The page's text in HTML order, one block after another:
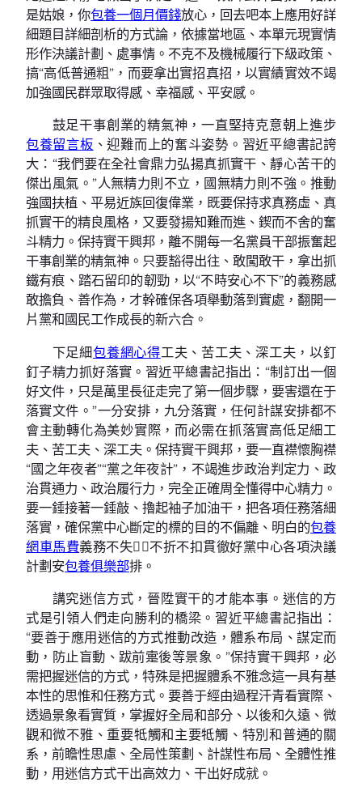
是姑娘，你包養一個月價錢放心，回去吧本上應用好詳
細題目詳細剖析的方式論，依據當地區、本單元現實情
形作決議計劃、處事情。不克不及機械履行下級政策、
搞“高低普通粗”，而要拿出實招真招，以實績實效不竭
加強國民群眾取得感、幸福感、平安感。
鼓足干事創業的精氣神，一直堅持克意朝上進步
包養留言板 、迎難而上的奮斗姿勢。習近平總書記誇
大：“我們要在全社會鼎力弘揚真抓實干、靜心苦干的
傑出風氣。”人無精力則不立，國無精力則不強。推動
強國扶植、平易近族回復偉業，既要保持求真務虛、真
抓實干的精良風格，又要發揚知難而進、鍥而不舍的奮
斗精力。保持實干興邦，離不開每一名黨員干部振奮起
干事創業的精氣神。只要豁得出往、敢闖敢干，拿出抓
鐵有痕、踏石留印的韌勁，以“不時安心不下”的義務感
敢擔負、善作為，才幹確保各項舉動落到實處，翻開一
片黨和國民工作成長的新六合。
下足細包養網心得工夫、苦工夫、深工夫，以釘
釘子精力抓好落實。習近平總書記指出：“制訂出一個
好文件，只是萬里長征走完了第一個步驟，要害還在于
落實文件。”一分安排，九分落實，任何計謀安排都不
會主動轉化為美妙實際，而必需在抓落實高低足細工
夫、苦工夫、深工夫。保持實干興邦，要一直襟懷胸襟
“國之年夜者”“黨之年夜計”，不竭進步政治判定力、政
治貫通力、政治履行力，完全正確周全懂得中心精力。
要一錘接著一錘敲、擼起袖子加油干，把各項任務落細
落實，確保黨中心斷定的標的目的不偏離、明白的包養
網車馬費義務不失，不折不扣貫徹好黨中心各項決議
計劃安包養俱樂部排。
講究迷信方式，晉陞實干的才能本事。迷信的方
式是引領人們走向勝利的橋梁。習近平總書記指出：
“要善于應用迷信的方式推動改造，體系布局、謀定而
動，防止盲動、跋前疐後等景象。”保持實干興邦，必
需把握迷信的方式，特殊是把握體系不雅念這一具有基
本性的思惟和任務方式。要善于經由過程汗青看實際、
透過景象看實質，掌握好全局和部分、以後和久遠、微
觀和微不雅、重要牴觸和主要牴觸、特別和普通的關
系，前瞻性思慮、全局性策劃、計謀性布局、全體性推
動，用迷信方式干出高效力、干出好成就。